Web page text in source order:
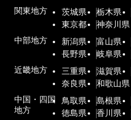
関東地方
茨城県 栃木県
東京都
神奈川県
中部地方
新潟県 富山県
長野県
岐阜県
近畿地方
三重県 滋賀県
奈良県
和歌山県
中国・四国
地方
鳥取県 島根県
徳島県
香川県